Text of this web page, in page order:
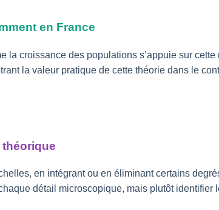
en France
croissance des populations s’appuie sur
la valeur pratique de cette théorie dans le
en intégrant ou en éliminant certains
détail microscopique, mais plutôt identifier